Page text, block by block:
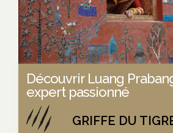
Découvrir Luang
expert passionné